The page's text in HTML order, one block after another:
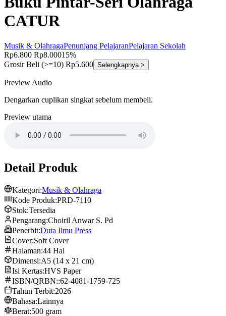
CATUR
Musik & OlahragaPenunjang PelajaranPelajaran Sekolah
Rp6.800 Rp8.00015%
GrosirBeli (>=10) Rp5.600 Selengkapnya >
Preview Audio
Dengarkan cuplikan singkat sebelum membeli.
Preview utama
Detail Produk
Kategori:Musik & Olahraga
Kode Produk:PRD-7110
Stok:Tersedia
Pengarang:Choiril Anwar S. Pd
Penerbit:Duta Ilmu Press
Cover:Soft Cover
Halaman:44 Hal
Dimensi:A5 (14 x 21 cm)
Isi Kertas:HVS Paper
ISBN/QRBN::62-4081-1759-725
Tahun Terbit:2026
Bahasa:Lainnya
Berat:500 gram